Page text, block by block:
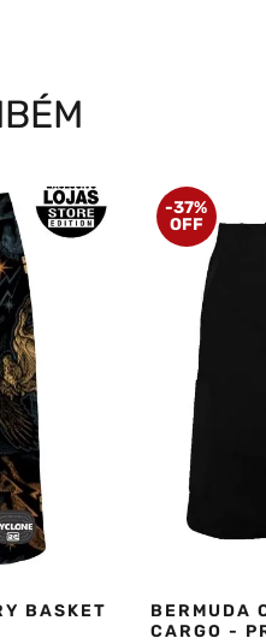
BASKET
-37%
BERMUDA
CARGO -